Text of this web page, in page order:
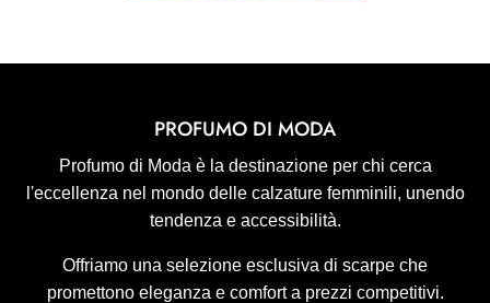
PROFUMO DI MODA
Profumo di Moda è la destinazione per chi cerca
l'eccellenza nel mondo delle calzature femminili, unendo
tendenza e accessibilità.
Offriamo una selezione esclusiva di scarpe che
promettono eleganza e comfort a prezzi competitivi.